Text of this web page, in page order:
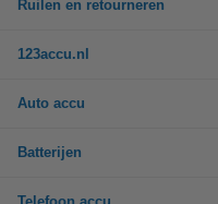
Ruilen en retourneren
123accu.nl
Auto accu
Batterijen